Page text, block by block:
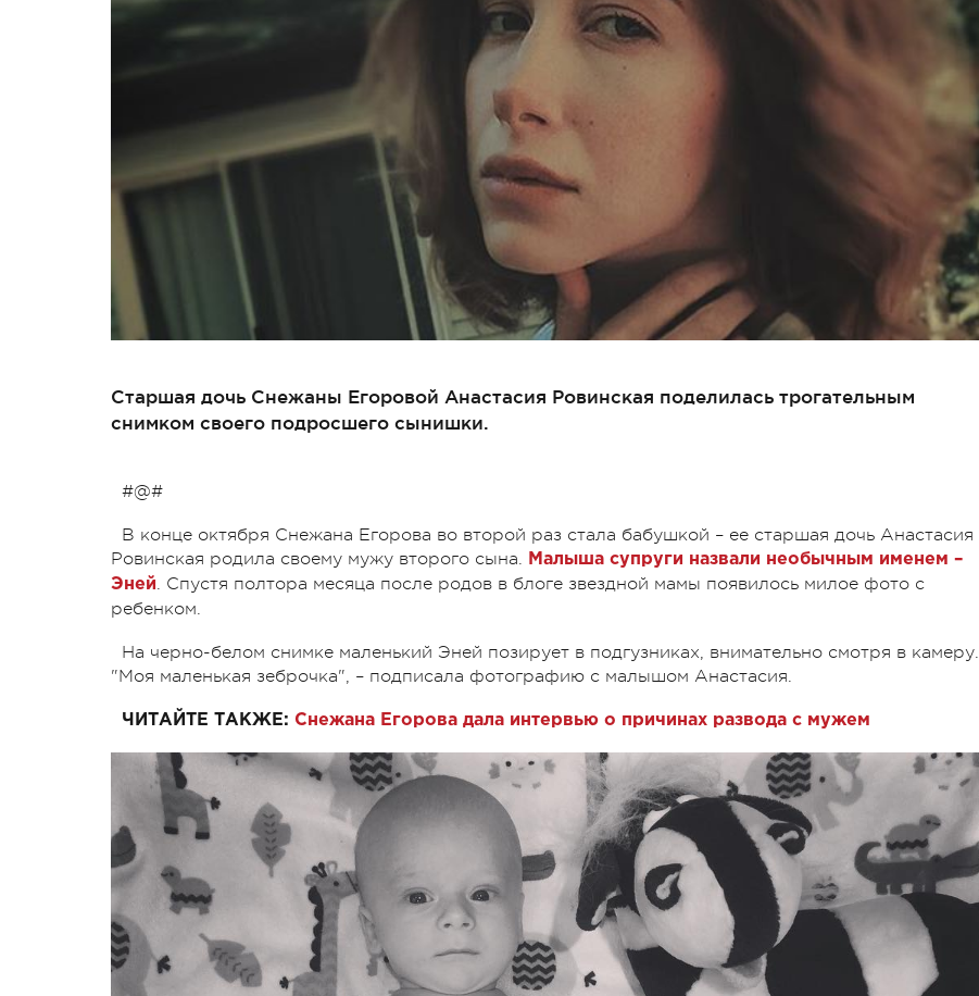
Старшая дочь Снежаны Егоровой Анастасия Ровинская поделилась трогательным
снимком своего подросшего сынишки.
#@#
В конце октября Снежана Егорова во второй раз стала бабушкой – ее старшая дочь Анастасия
Ровинская родила своему мужу второго сына. Малыша супруги назвали необычным именем –
Эней. Спустя полтора месяца после родов в блоге звездной мамы появилось милое фото с
ребенком.
На черно-белом снимке маленький Эней позирует в подгузниках, внимательно смотря в камеру.
"Моя маленькая зеброчка", – подписала фотографию с малышом Анастасия.
ЧИТАЙТЕ ТАКЖЕ: Снежана Егорова дала интервью о причинах развода с мужем